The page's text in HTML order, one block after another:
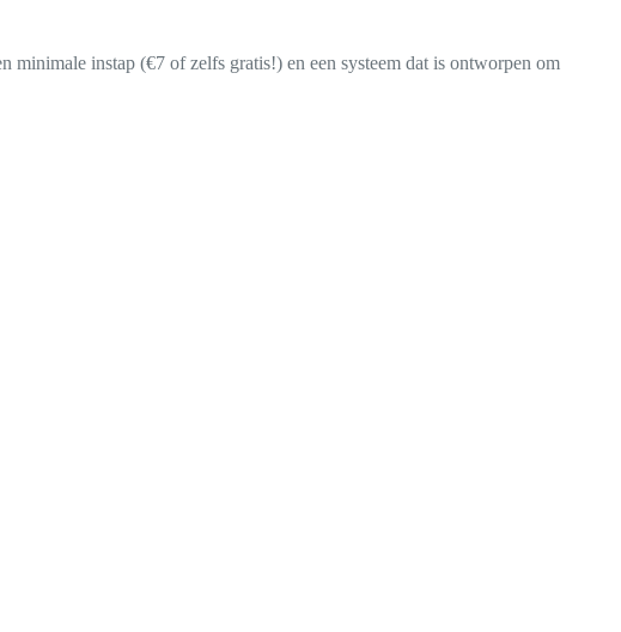
instap (€7 of zelfs gratis!) en een systeem dat is ontworpen om